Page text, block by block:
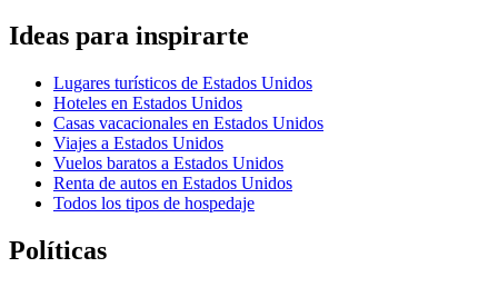
Ideas para inspirarte
Lugares turísticos de Estados Unidos
Hoteles en Estados Unidos
Casas vacacionales en Estados Unidos
Viajes a Estados Unidos
Vuelos baratos a Estados Unidos
Renta de autos en Estados Unidos
Todos los tipos de hospedaje
Políticas